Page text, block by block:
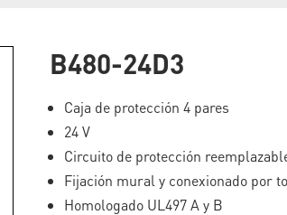
B480-24D3
Caja de protección 4 pares
24 V
Circuito de protección
Fijación mural y conexionado por
Homologado UL497 A y B